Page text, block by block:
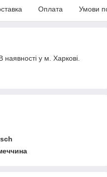
Оплата Умови
у м. Харкові.